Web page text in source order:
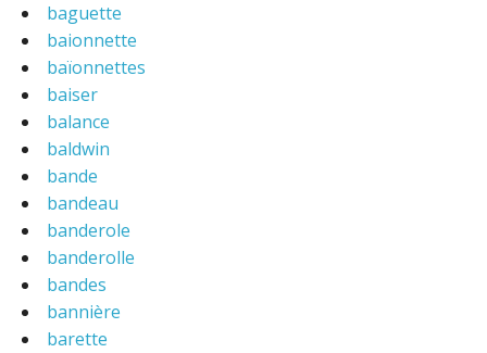
baguette
baionnette
baïonnettes
baiser
balance
baldwin
bande
bandeau
banderole
banderolle
bandes
bannière
barette